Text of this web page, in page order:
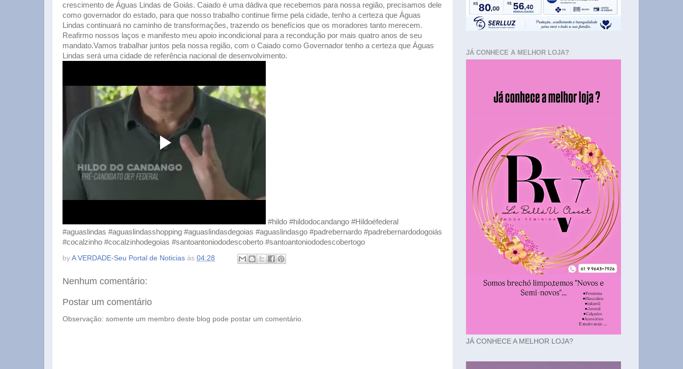
crescimento de Águas Lindas de Goiás. Caiado é uma dádiva que recebemos para nossa região, precisamos dele
como governador do estado, para que nosso trabalho continue firme pela cidade, tenho a certeza que Águas
Lindas continuará no caminho de transformações, trazendo os benefícios que os moradores tanto merecem.
Reafirmo nossos laços e manifesto meu apoio incondicional para a recondução por mais quatro anos de seu
mandato.Vamos trabalhar juntos pela nossa região, com o Caiado como Governador tenho a certeza que Águas
Lindas será uma cidade de referência nacional de desenvolvimento.
#hildo #hildodocandango #Hildoéfederal
#aguaslindas #aguaslindasshopping #aguaslindasdegoias #aguaslindasgo #padrebernardo #padrebernardodogoiás
#cocalzinho #cocalzinhodegoias #santoantoniododescoberto #santoantoniododescobertogo
by A VERDADE-Seu Portal de Noticias às 04:28
Nenhum comentário:
Postar um comentário
Observação: somente um membro deste blog pode postar um comentário.
JÁ CONHECE A MELHOR LOJA?
JÁ CONHECE A MELHOR LOJA?